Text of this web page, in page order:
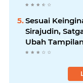
Sesuai
Sirajudin,
Ubah